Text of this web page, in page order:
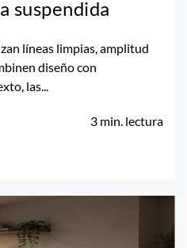
suspendida
líneas limpias, amplitud
diseño con
las...
3 min. lectura